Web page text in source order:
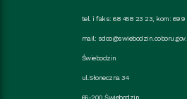
tel. i faks: 68 458 23 23, kom: 699
mail:
Świebodzin
ul.Słoneczna 34
66-200 Świebodzin